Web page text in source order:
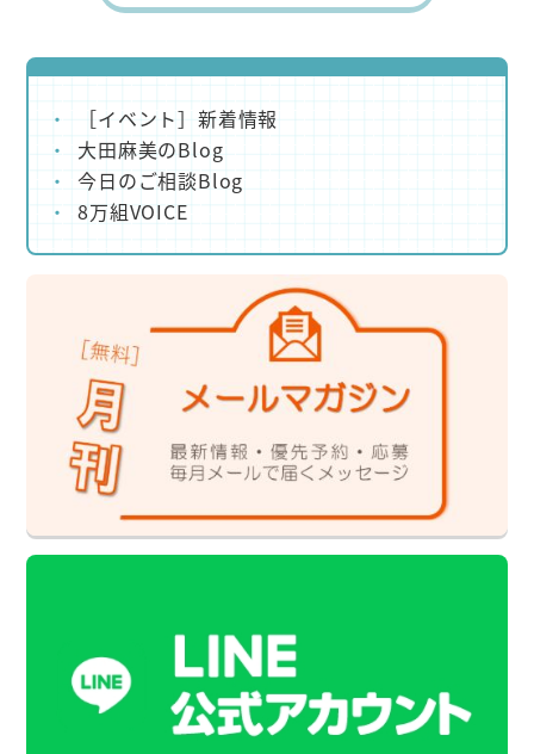
［イベント］新着情報
大田麻美のBlog
今日のご相談Blog
8万組VOICE